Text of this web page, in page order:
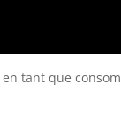
tant que